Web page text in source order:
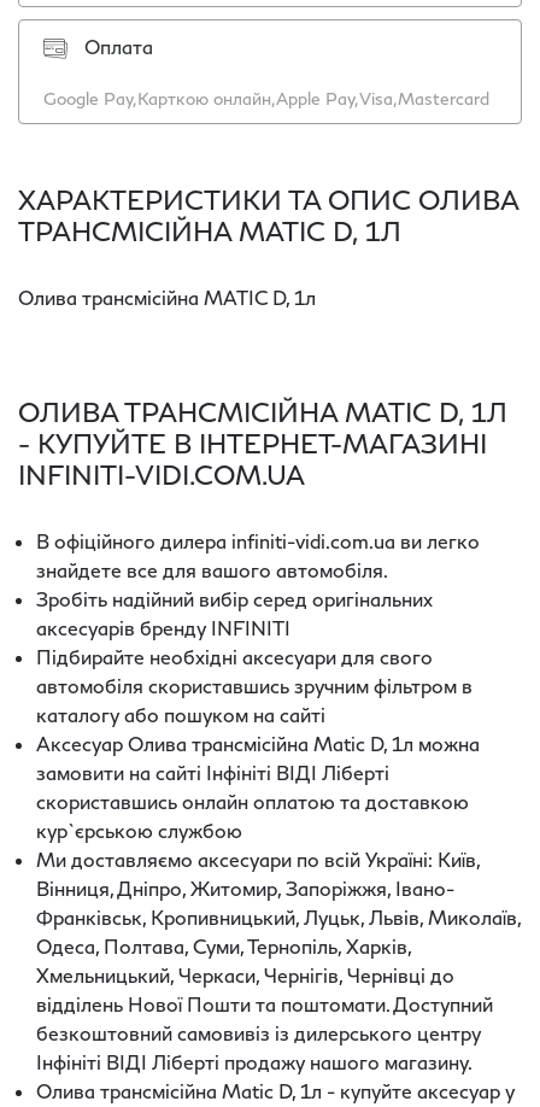
Оплата
Google Pay,Карткою онлайн,Apple Pay,Visa,Mastercard
ХАРАКТЕРИСТИКИ ТА ОПИС ОЛИВА
ТРАНСМІСІЙНА MATIC D, 1Л
Олива трансмісійна MATIC D, 1л
ОЛИВА ТРАНСМІСІЙНА MATIC D, 1Л
- КУПУЙТЕ В ІНТЕРНЕТ-МАГАЗИНІ
INFINITI-VIDI.COM.UA
В офіційного дилера infiniti-vidi.com.ua ви легко
знайдете все для вашого автомобіля.
Зробіть надійний вибір серед оригінальних
аксесуарів бренду INFINITI
Підбирайте необхідні аксесуари для свого
автомобіля скориставшись зручним фільтром в
каталогу або пошуком на сайті
Аксесуар Олива трансмісійна Matic D, 1л можна
замовити на сайті Інфініті ВІДІ Ліберті
скориставшись онлайн оплатою та доставкою
кур`єрською службою
Ми доставляємо аксесуари по всій Україні: Київ,
Вінниця, Дніпро, Житомир, Запоріжжя, Івано-
Франківськ, Кропивницький, Луцьк, Львів, Миколаїв,
Одеса, Полтава, Суми, Тернопіль, Харків,
Хмельницький, Черкаси, Чернігів, Чернівці до
відділень Нової Пошти та поштомати. Доступний
безкоштовний самовивіз із дилерського центру
Інфініті ВІДІ Ліберті продажу нашого магазину.
Олива трансмісійна Matic D, 1л - купуйте аксесуар у